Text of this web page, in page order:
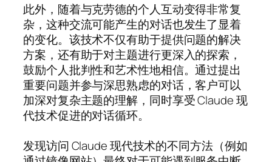
此外，随着与克劳德的个人互动变得非常复
杂，这种交流可能产生的对话也发生了显着
的变化。该技术不仅有助于提供问题的解决
方案，还有助于对主题进行更深入的探索，
鼓励个人批判性和艺术性地相信。通过提出
重要问题并参与深思熟虑的对话，客户可以
加深对复杂主题的理解，同时享受 Claude 现
代技术促进的对话循环。
发现访问 Claude 现代技术的不同方法（例如